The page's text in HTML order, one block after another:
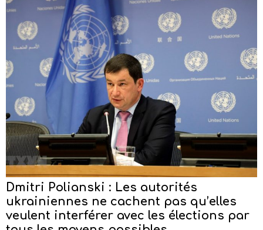
Dmitri Polianski : Les autorités
ukrainiennes ne cachent pas qu’elles
veulent interférer avec les élections par